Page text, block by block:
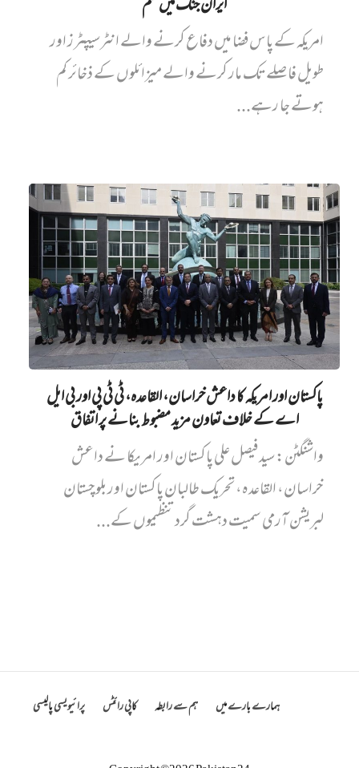
ایران جنگ میں‌ ختم
امریکہ کے پاس فضا میں دفاع کرنے والے انٹرسیپٹرز اور
طویل فاصلے تک مار کرنے والے میزائلوں کے ذخائر کم
ہوتے جا رہے...
پاکستان اور امریکہ کا داعش خراسان، القاعدہ، ٹی ٹی پی اور بی ایل
اے کے خلاف تعاون مزید مضبوط بنانے پر اتفاق
واشنگٹن: سید فیصل علی پاکستان اور امریکا نے داعش
خراسان، القاعدہ، تحریک طالبان پاکستان اور بلوچستان
لبریشن آرمی سمیت دہشت گرد تنظیموں کے...
ہمارے بارے میں ہم سے رابطہ کاپی رائٹس پرائیویسی پالیسی